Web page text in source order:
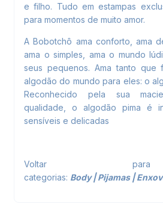
e filho. Tudo em estampas
para momentos de muito amor.
A Bobotchô ama conforto, ama
ama o simples, ama o mundo
seus pequenos. Ama tanto que
algodão do mundo para eles: o
Reconhecido pela sua
qualidade, o algodão pima é
sensíveis e delicadas
Voltar
categorias: Body|Pijamas|